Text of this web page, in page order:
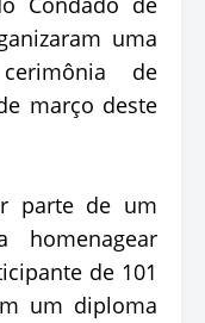
uma
de
março deste
parte de um
homenagear
de 101
um diploma